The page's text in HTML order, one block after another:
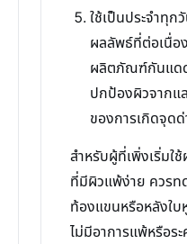
ใช้เป็นประจำทุก
ผลลัพธ์ที่ต่อเนื่อ
ผลิตภัณฑ์กันแดด
ปกป้องผิวจากแ
ของการเกิดจุด
สำหรับผู้ที่เพิ่งเริ่มใ
ที่มีผิวแพ้ง่าย ควร
ท้องแขนหรือหลังใ
ไม่มีอาการแพ้หรือร